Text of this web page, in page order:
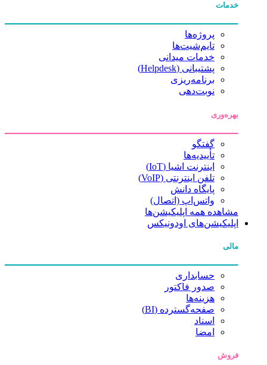
خدمات
پروژه‌ها
تایم‌شیت‌ها
خدمات میدانی
پشتیبانی (Helpdesk)
برنامه‌ریزی
نوبت‌دهی
بهره‌وری
گفتگو
تأییدیه‌ها
اینترنت اشیا (IoT)
تلفن اینترنتی (VoIP)
پایگاه دانش
واتس‌اپ (اتصال)
مشاهده همه اپلیکیشن‌ها
اپلیکیشن‌های اودونیکس
مالی
حسابداری
صدور فاکتور
هزینه‌ها
صفحه‌گسترده (BI)
اسناد
امضا
فروش